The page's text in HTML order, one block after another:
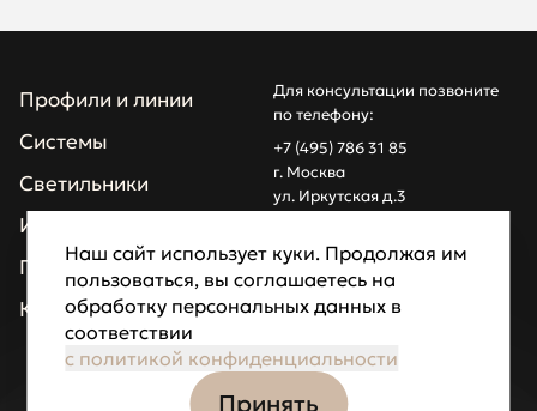
Профили и линии
Системы
Светильники
Инсталляции
Проекты
Компания
Для консультации позвоните
по телефону:
+7 (495) 786 31 85
г. Москва
ул. Иркутская д.3
z1profiles@gmail.com
конфиденциальности
Наш сайт использует куки. Продолжая им
пользоваться, вы соглашаетесь на
обработку персональных данных в
соответствии
с политикой конфиденциальности
Принять